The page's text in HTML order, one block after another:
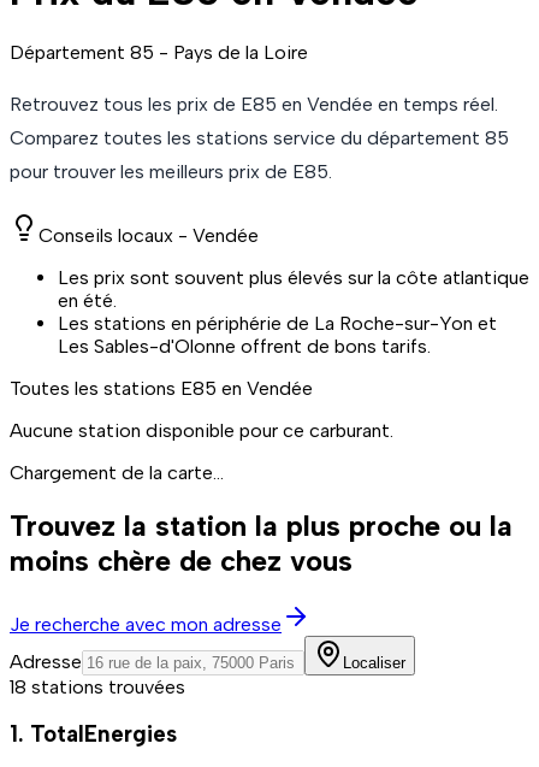
Département 85 - Pays de la Loire
Retrouvez tous les prix de E85 en Vendée en temps réel.
Comparez toutes les stations service du département 85
pour trouver les meilleurs prix de E85.
Conseils locaux - Vendée
Les prix sont souvent plus élevés sur la côte atlantique
en été.
Les stations en périphérie de La Roche-sur-Yon et
Les Sables-d'Olonne offrent de bons tarifs.
Toutes les stations E85 en Vendée
Aucune station disponible pour ce carburant.
Chargement de la carte...
Trouvez la station la plus proche ou la
moins chère de chez vous
Je recherche avec mon adresse
Adresse
Localiser
18 stations trouvées
1. TotalEnergies